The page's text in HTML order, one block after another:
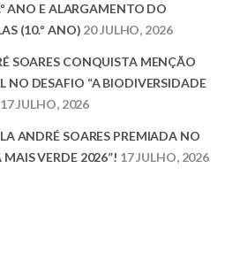
ANO E ALARGAMENTO DO
(10.º ANO) 20 JULHO, 2026
SOARES CONQUISTA MENÇÃO
NO DESAFIO “A BIODIVERSIDADE
17 JULHO, 2026
ANDRÉ SOARES PREMIADA NO
VERDE 2026”! 17 JULHO, 2026